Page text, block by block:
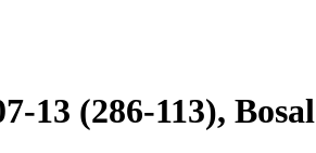
13 (286-113), Bosal